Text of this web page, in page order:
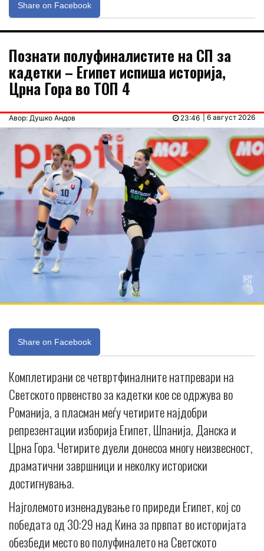
Share on Facebook
Познати полуфиналистите на СП за
кадетки – Египет испиша историја,
Црна Гора во ТОП 4
Авор: Душко Андов | 6 август 2026
23:46
Share on Facebook
Комплетирани се четвртфиналните натпревари на
Светското првенство за кадетки кое се одржува во
Романија, а пласман меѓу четирите најдобри
репрезентации изборија Египет, Шпанија, Данска и
Црна Гора. Четирите дуели донесоа многу неизвесност,
драматични завршници и неколку историски
достигнувања.
Најголемото изненадување го приреди Египет, кој со
победата од 30:29 над Кина за првпат во историјата
обезбеди место во полуфиналето на Светското